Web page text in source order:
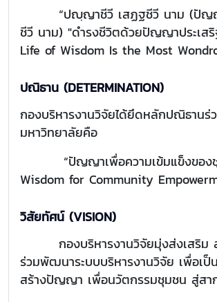
“ปญฺญาชีวี เสฏฐชีวี นาม (ปัญญ
ชีวี นาม) "ดำรงชีวิตด้วยปัญญาประเส
Life of Wisdom Is the Most
ปณิธาน (DETERMINATION)
กองบริหารงานวิจัยได้ยึดหลักปณิธานร่
มหาวิทยาลัยคือ
“ปัญญาเพื่อความเข้มแข็งของชุ
Wisdom for Community
วิสัยทัศน์ (VISION)
กองบริหารงานวิจัยมุ่งส่งเสริม
ร่วมพัฒนาระบบบริหารงานวิจัย เพื่อเป็
สร้างปัญญา เพื่อนวัตกรรมชุมชน สู่สา